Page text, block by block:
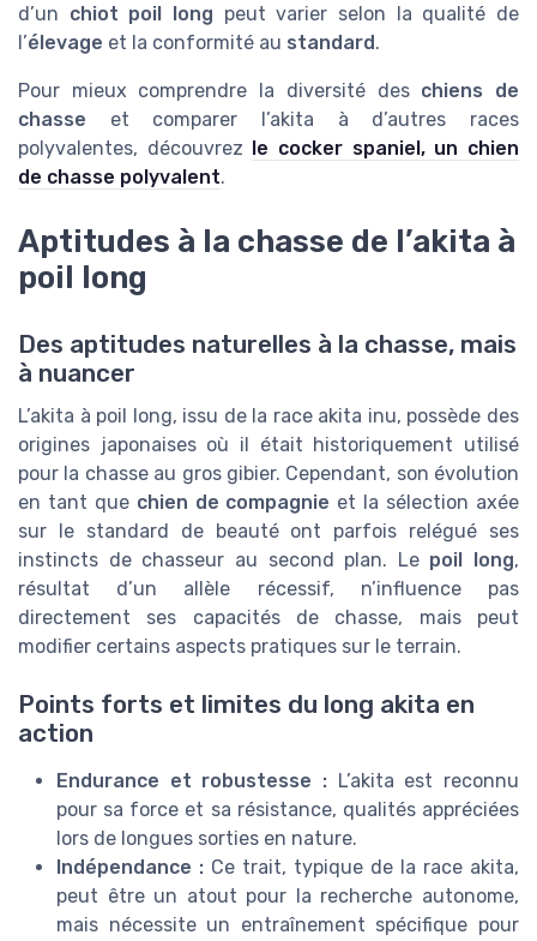
d’un chiot poil long peut varier selon la qualité de
l’élevage et la conformité au standard.
Pour mieux comprendre la diversité des chiens de
chasse et comparer l’akita à d’autres races
polyvalentes, découvrez le cocker spaniel, un chien
de chasse polyvalent.
Aptitudes à la chasse de l’akita à
poil long
Des aptitudes naturelles à la chasse, mais
à nuancer
L’akita à poil long, issu de la race akita inu, possède des
origines japonaises où il était historiquement utilisé
pour la chasse au gros gibier. Cependant, son évolution
en tant que chien de compagnie et la sélection axée
sur le standard de beauté ont parfois relégué ses
instincts de chasseur au second plan. Le poil long,
résultat d’un allèle récessif, n’influence pas
directement ses capacités de chasse, mais peut
modifier certains aspects pratiques sur le terrain.
Points forts et limites du long akita en
action
Endurance et robustesse : L’akita est reconnu
pour sa force et sa résistance, qualités appréciées
lors de longues sorties en nature.
Indépendance : Ce trait, typique de la race akita,
peut être un atout pour la recherche autonome,
mais nécessite un entraînement spécifique pour